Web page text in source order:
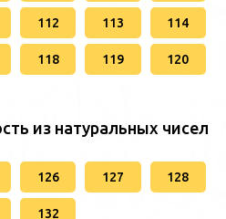
112 113 114
118 119 120
из натуральных чисел
126 127 128
132